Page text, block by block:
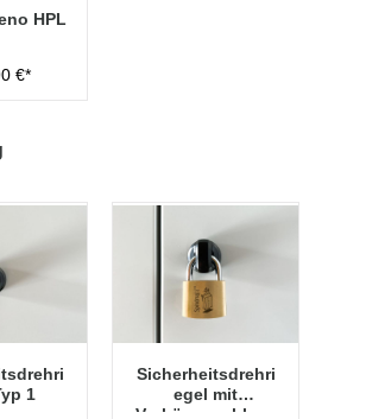
HPL
€*
1
Sicherheitsdrehri
egel mit
Vorhängeschloss